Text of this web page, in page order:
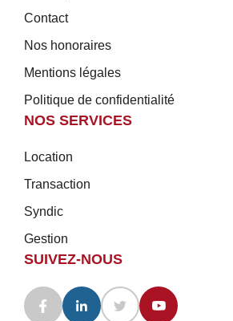
Contact
Nos honoraires
Mentions légales
Politique de confidentialité
NOS SERVICES
Location
Transaction
Syndic
Gestion
SUIVEZ-NOUS